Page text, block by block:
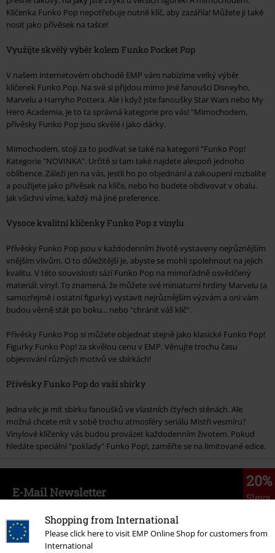
Shopping from International
Please click here to visit EMP Online Shop for customers from
International
Klíčenka Funko Pop nepotřebuje nutně klíč, aby zazářila! Můžete ji také
nosit jako přívěsek na tašce!
Využijte skvělý výběr kolem Funko Pocket Pop
V našem internetovém obchodě EMP vám nabízíme velký výběr
klíčenek Funko Pop. Na své si přijdou mimo jiné fanoušci Disneyho,
Marvelu a Harryho Pottera. Ale i když jste fanoušky Star Wars nebo My
Hero Academia, je to ta správná kategorie pro vás! "Mimochodem,
přívěsky Funko Pop jsou skvělé i jako dárky.
Mimochodem, stojí za to podívat se také na kategorii "Funko Pop!
Kategorie "NOVINKA". Určitě si tam také najdete alespoň jednoho
oblíbence. Záleží jen na vás, jestli ho po objednání a zakoupení rozbalíte
a použijete jako přívěsek na klíče, nebo ho budete obdivovat v obalu.
Jak všichni víme, každý má jiné preference.
Vysoce kvalitní klíčenky Funko Pop z vinylu
Přívěsky Funko Pop jsou v každodenním životě vystaveny nejrůznějším
vnějším vlivům. O to důležitější je, abyste se mohli spolehnout na jejich
kvalitu. V této souvislosti sází Funko Pop na mimořádně osvědčený
materiál: vinyl. To znamená, že můžete své miniaturní hrdiny Marvelu (a
samozřejmě i ostatní figurky) vystavit nejrůznějším výzvám a oni vám
budou věrně stát po boku... nebo "chránit váš klíč".
Přívěsky Funko Pop si můžete objednat stejně jako klasické Funko Pop!
Figurky Funko Pop! za skvělou cenu v EMP. Věnujte trochu času
objevování různých motivů ve sbírkách!
Přívěsky Funko Pop do vaší sbírky
Jedna věc je mít sbírku fanoušků ve vlastních čtyřech stěnách. Ale
možná chcete mít v sobě trochu atmosféry seriálu Mistři vesmíru?
Vinylové klíčenky vás budou provázet každodenním životem. Pokud
hledáte speciální "poklady" Funko Pop!, zaměřte se na limitované edice.
20%
Sleva
E-Mail Newsletter
teď!Více